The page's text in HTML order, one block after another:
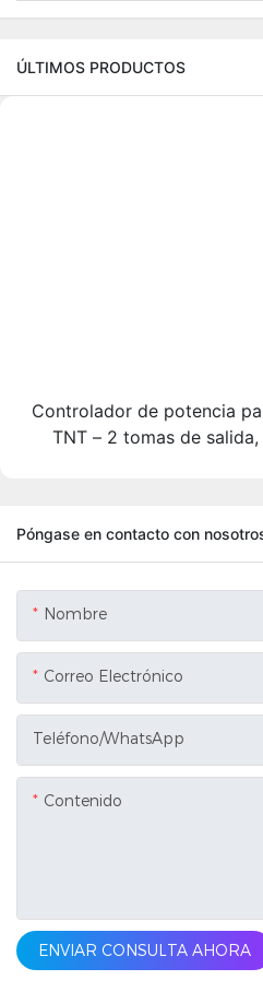
ÚLTIMOS PRODUCTOS
Controlador de potencia
TNT – 2 tomas de
Póngase en contacto con
Nombre
Correo Electrónico
Teléfono/WhatsApp
Contenido
ENVIAR CONSULTA AHORA